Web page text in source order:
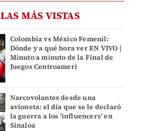
LAS MÁS VISTAS
Colombia vs México Femenil:
Dónde y a qué hora ver EN VIVO |
Minuto a minuto de la Final de
Juegos Centroameri
Narcovolantes desde una
avioneta: el día que se le declaró
la guerra a los 'influencers' en
Sinaloa